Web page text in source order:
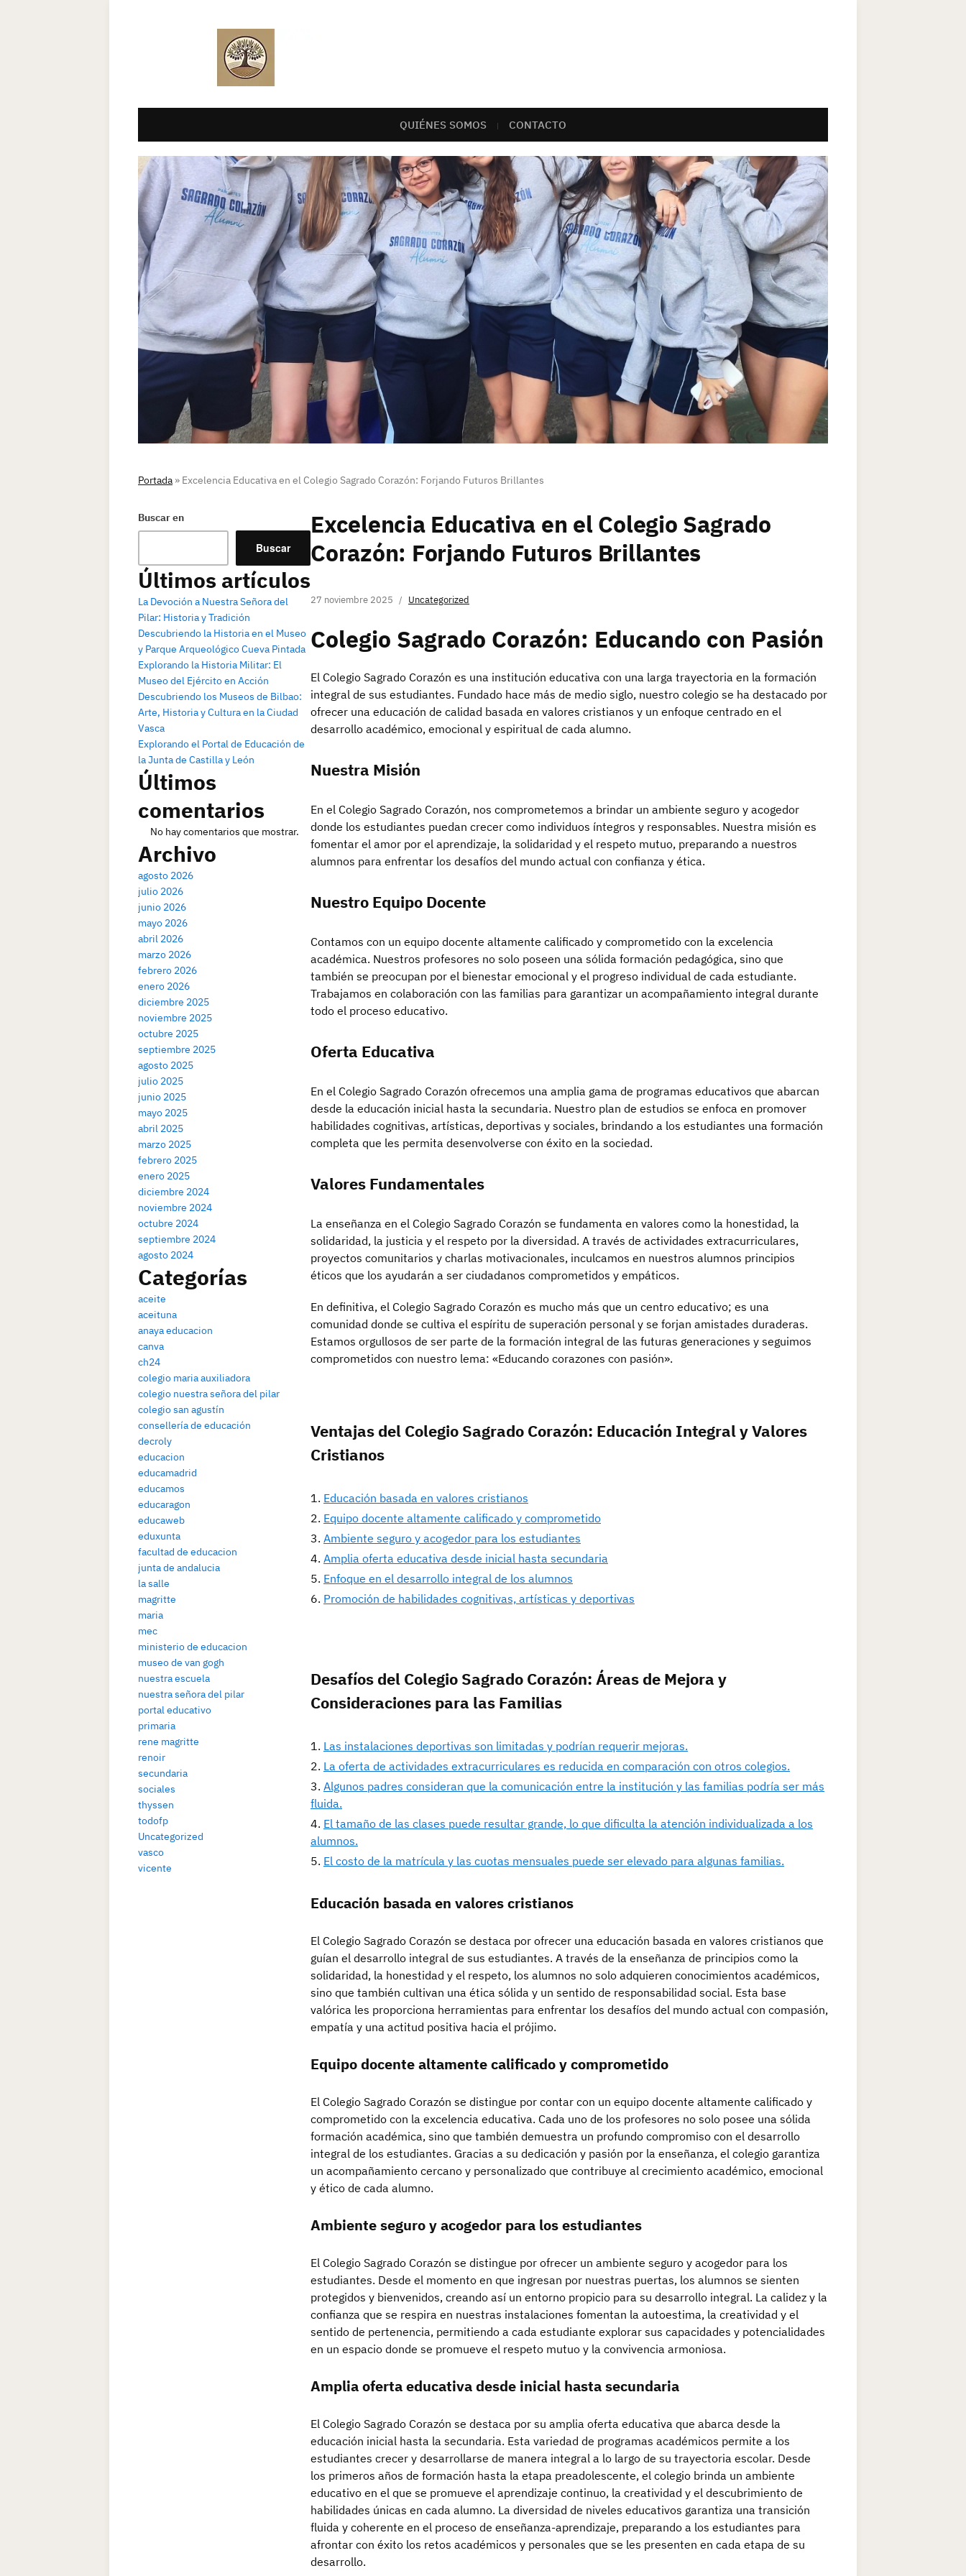
QUIÉNES SOMOS CONTACTO
Portada » Excelencia Educativa en el Colegio Sagrado Corazón: Forjando Futuros Brillantes
Buscar en
Buscar
Últimos artículos
La Devoción a Nuestra Señora del
Pilar: Historia y Tradición
Descubriendo la Historia en el Museo
y Parque Arqueológico Cueva Pintada
Explorando la Historia Militar: El
Museo del Ejército en Acción
Descubriendo los Museos de Bilbao:
Arte, Historia y Cultura en la Ciudad
Vasca
Explorando el Portal de Educación de
la Junta de Castilla y León
Últimos
comentarios
No hay comentarios que mostrar.
Archivo
agosto 2026
julio 2026
junio 2026
mayo 2026
abril 2026
marzo 2026
febrero 2026
enero 2026
diciembre 2025
noviembre 2025
octubre 2025
septiembre 2025
agosto 2025
julio 2025
junio 2025
mayo 2025
abril 2025
marzo 2025
febrero 2025
enero 2025
diciembre 2024
noviembre 2024
octubre 2024
septiembre 2024
agosto 2024
Categorías
aceite
aceituna
anaya educacion
canva
ch24
colegio maria auxiliadora
colegio nuestra señora del pilar
colegio san agustín
consellería de educación
decroly
educacion
educamadrid
educamos
educaragon
educaweb
eduxunta
facultad de educacion
junta de andalucia
la salle
magritte
maria
mec
ministerio de educacion
museo de van gogh
nuestra escuela
nuestra señora del pilar
portal educativo
primaria
rene magritte
renoir
secundaria
sociales
thyssen
todofp
Uncategorized
vasco
vicente
Excelencia Educativa en el Colegio Sagrado
Corazón: Forjando Futuros Brillantes
27 noviembre 2025 Uncategorized
Colegio Sagrado Corazón: Educando con Pasión
El Colegio Sagrado Corazón es una institución educativa con una larga trayectoria en la formación
integral de sus estudiantes. Fundado hace más de medio siglo, nuestro colegio se ha destacado por
ofrecer una educación de calidad basada en valores cristianos y un enfoque centrado en el
desarrollo académico, emocional y espiritual de cada alumno.
Nuestra Misión
En el Colegio Sagrado Corazón, nos comprometemos a brindar un ambiente seguro y acogedor
donde los estudiantes puedan crecer como individuos íntegros y responsables. Nuestra misión es
fomentar el amor por el aprendizaje, la solidaridad y el respeto mutuo, preparando a nuestros
alumnos para enfrentar los desafíos del mundo actual con confianza y ética.
Nuestro Equipo Docente
Contamos con un equipo docente altamente calificado y comprometido con la excelencia
académica. Nuestros profesores no solo poseen una sólida formación pedagógica, sino que
también se preocupan por el bienestar emocional y el progreso individual de cada estudiante.
Trabajamos en colaboración con las familias para garantizar un acompañamiento integral durante
todo el proceso educativo.
Oferta Educativa
En el Colegio Sagrado Corazón ofrecemos una amplia gama de programas educativos que abarcan
desde la educación inicial hasta la secundaria. Nuestro plan de estudios se enfoca en promover
habilidades cognitivas, artísticas, deportivas y sociales, brindando a los estudiantes una formación
completa que les permita desenvolverse con éxito en la sociedad.
Valores Fundamentales
La enseñanza en el Colegio Sagrado Corazón se fundamenta en valores como la honestidad, la
solidaridad, la justicia y el respeto por la diversidad. A través de actividades extracurriculares,
proyectos comunitarios y charlas motivacionales, inculcamos en nuestros alumnos principios
éticos que los ayudarán a ser ciudadanos comprometidos y empáticos.
En definitiva, el Colegio Sagrado Corazón es mucho más que un centro educativo; es una
comunidad donde se cultiva el espíritu de superación personal y se forjan amistades duraderas.
Estamos orgullosos de ser parte de la formación integral de las futuras generaciones y seguimos
comprometidos con nuestro lema: «Educando corazones con pasión».
Ventajas del Colegio Sagrado Corazón: Educación Integral y Valores
Cristianos
Educación basada en valores cristianos
Equipo docente altamente calificado y comprometido
Ambiente seguro y acogedor para los estudiantes
Amplia oferta educativa desde inicial hasta secundaria
Enfoque en el desarrollo integral de los alumnos
Promoción de habilidades cognitivas, artísticas y deportivas
Desafíos del Colegio Sagrado Corazón: Áreas de Mejora y
Consideraciones para las Familias
Las instalaciones deportivas son limitadas y podrían requerir mejoras.
La oferta de actividades extracurriculares es reducida en comparación con otros colegios.
Algunos padres consideran que la comunicación entre la institución y las familias podría ser más
fluida.
El tamaño de las clases puede resultar grande, lo que dificulta la atención individualizada a los
alumnos.
El costo de la matrícula y las cuotas mensuales puede ser elevado para algunas familias.
Educación basada en valores cristianos
El Colegio Sagrado Corazón se destaca por ofrecer una educación basada en valores cristianos que
guían el desarrollo integral de sus estudiantes. A través de la enseñanza de principios como la
solidaridad, la honestidad y el respeto, los alumnos no solo adquieren conocimientos académicos,
sino que también cultivan una ética sólida y un sentido de responsabilidad social. Esta base
valórica les proporciona herramientas para enfrentar los desafíos del mundo actual con compasión,
empatía y una actitud positiva hacia el prójimo.
Equipo docente altamente calificado y comprometido
El Colegio Sagrado Corazón se distingue por contar con un equipo docente altamente calificado y
comprometido con la excelencia educativa. Cada uno de los profesores no solo posee una sólida
formación académica, sino que también demuestra un profundo compromiso con el desarrollo
integral de los estudiantes. Gracias a su dedicación y pasión por la enseñanza, el colegio garantiza
un acompañamiento cercano y personalizado que contribuye al crecimiento académico, emocional
y ético de cada alumno.
Ambiente seguro y acogedor para los estudiantes
El Colegio Sagrado Corazón se distingue por ofrecer un ambiente seguro y acogedor para los
estudiantes. Desde el momento en que ingresan por nuestras puertas, los alumnos se sienten
protegidos y bienvenidos, creando así un entorno propicio para su desarrollo integral. La calidez y la
confianza que se respira en nuestras instalaciones fomentan la autoestima, la creatividad y el
sentido de pertenencia, permitiendo a cada estudiante explorar sus capacidades y potencialidades
en un espacio donde se promueve el respeto mutuo y la convivencia armoniosa.
Amplia oferta educativa desde inicial hasta secundaria
El Colegio Sagrado Corazón se destaca por su amplia oferta educativa que abarca desde la
educación inicial hasta la secundaria. Esta variedad de programas académicos permite a los
estudiantes crecer y desarrollarse de manera integral a lo largo de su trayectoria escolar. Desde
los primeros años de formación hasta la etapa preadolescente, el colegio brinda un ambiente
educativo en el que se promueve el aprendizaje continuo, la creatividad y el descubrimiento de
habilidades únicas en cada alumno. La diversidad de niveles educativos garantiza una transición
fluida y coherente en el proceso de enseñanza-aprendizaje, preparando a los estudiantes para
afrontar con éxito los retos académicos y personales que se les presenten en cada etapa de su
desarrollo.